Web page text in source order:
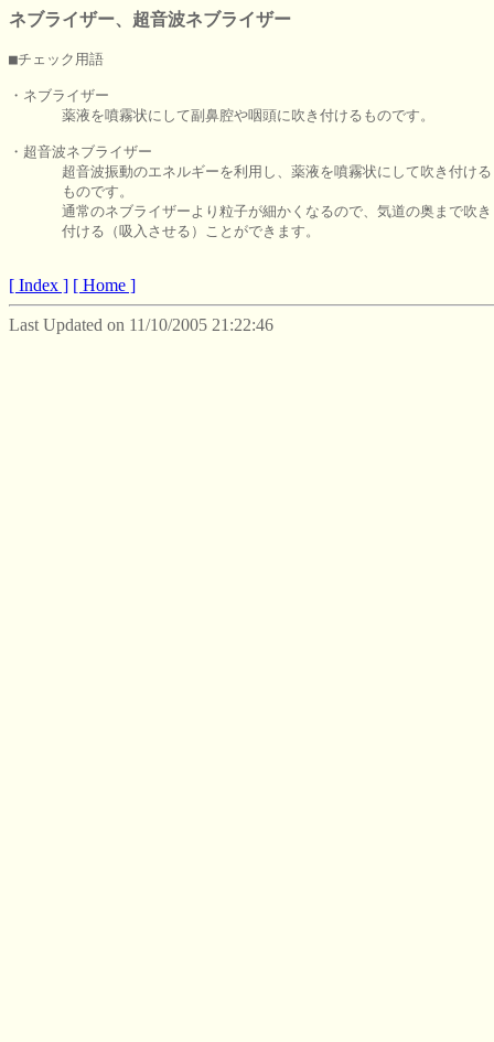
ネブライザー、超音波ネブライザー
■チェック用語
・ネブライザー
薬液を噴霧状にして副鼻腔や咽頭に吹き付けるものです。
・超音波ネブライザー
超音波振動のエネルギーを利用し、薬液を噴霧状にして吹き付ける
      ものです。
      通常のネブライザーより粒子が細かくなるので、気道の奥まで吹き
      付ける（吸入させる）ことができます。
[ Index ] [ Home ]
Last Updated on 11/10/2005 21:22:46